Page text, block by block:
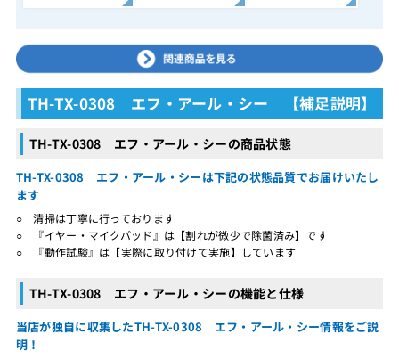
TH-TX-0308 エフ・アール・シー 【補足説明】
TH-TX-0308 エフ・アール・シーの商品状態
TH-TX-0308 エフ・アール・シーは下記の状態品質でお届けいたし
ます
○ 清掃は丁寧に行っております
○ 『イヤー・マイクパッド』は【割れが微少で除菌済み】です
○ 『動作試験』は【実際に取り付けて実施】しています
TH-TX-0308 エフ・アール・シーの機能と仕様
当店が独自に収集したTH-TX-0308 エフ・アール・シー情報をご説
明！